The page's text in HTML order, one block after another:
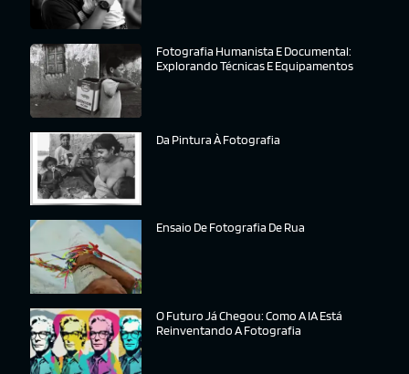
Fotografia Humanista E Documental:
Explorando Técnicas E Equipamentos
Da Pintura À Fotografia
Ensaio De Fotografia De Rua
O Futuro Já Chegou: Como A IA Está
Reinventando A Fotografia